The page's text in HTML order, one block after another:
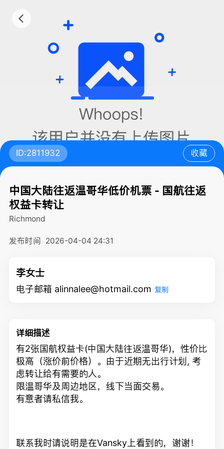
ID:2811932 收藏
中国大陆往返温哥华低价机票 - 国航往返
权益卡转让
Richmond
发布时间 2026-04-04 24:31
李女士
电子邮箱 alinnalee@hotmail.com 复制
详细描述
有2张国航权益卡(中国大陆往返温哥华)，性价比
极高（涨价前价格）。由于近期无出行计划, 考
虑转让给有需要的人。
限温哥华及周边地区，线下当面交易。
有意者请私信我。
联系我时请说明是在Vansky上看到的，谢谢！